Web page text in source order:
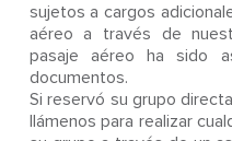
sujetos a cargos
aéreo a través de
pasaje aéreo ha sido
documentos.
Si reservó su grupo
llámenos para realizar